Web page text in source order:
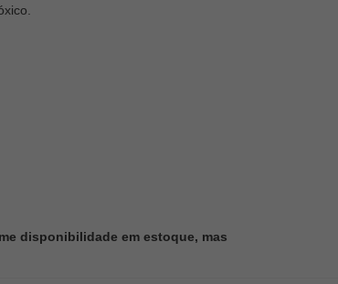
disponibilidade em estoque, mas